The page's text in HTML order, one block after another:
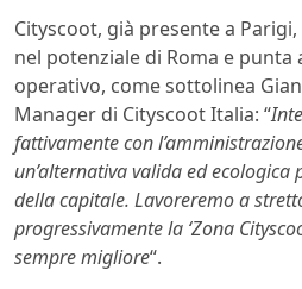
Cityscoot, già presente a
nel potenziale di Roma e punta
operativo, come sottolinea
Manager di Cityscoot Italia: “
fattivamente con
un’alternativa valida ed
della capitale. Lavoreremo a
progressivamente la ‘Zona
sempre migliore“.